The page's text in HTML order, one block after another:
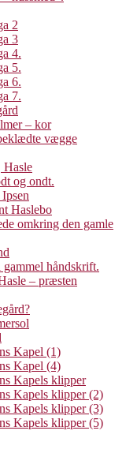
2
3
4.
5.
6.
7.
– kor
vægge
Hasle
og ondt.
Haslebo
omkring den gamle
håndskrift.
– præsten
Kapel (1)
Kapel (4)
Kapels klipper
Kapels klipper (2)
Kapels klipper (3)
Kapels klipper (5)